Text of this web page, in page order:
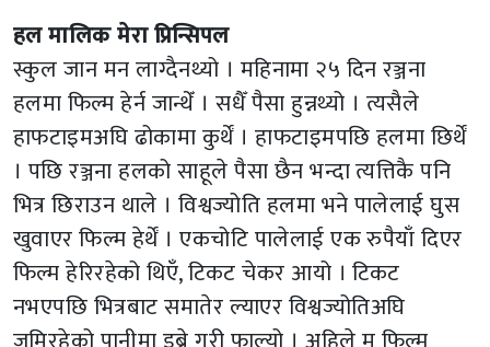
हल मालिक मेरा प्रिन्सिपल
स्कुल जान मन लाग्दैनथ्यो । महिनामा २५ दिन रञ्जना
हलमा फिल्म हेर्न जान्थेँ । सधैँ पैसा हुन्नथ्यो । त्यसैले
हाफटाइमअघि ढोकामा कुर्थें । हाफटाइमपछि हलमा छिर्थें
। पछि रञ्जना हलको साहूले पैसा छैन भन्दा त्यत्तिकै पनि
भित्र छिराउन थाले । विश्वज्योति हलमा भने पालेलाई घुस
खुवाएर फिल्म हेर्थें । एकचोटि पालेलाई एक रुपैयाँ दिएर
फिल्म हेरिरहेको थिएँ, टिकट चेकर आयो । टिकट
नभएपछि भित्रबाट समातेर ल्याएर विश्वज्योतिअघि